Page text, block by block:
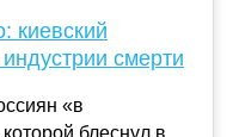
киевский
смерти
«в
блеснул в